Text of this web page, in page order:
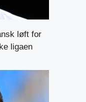
løft for
ligaen